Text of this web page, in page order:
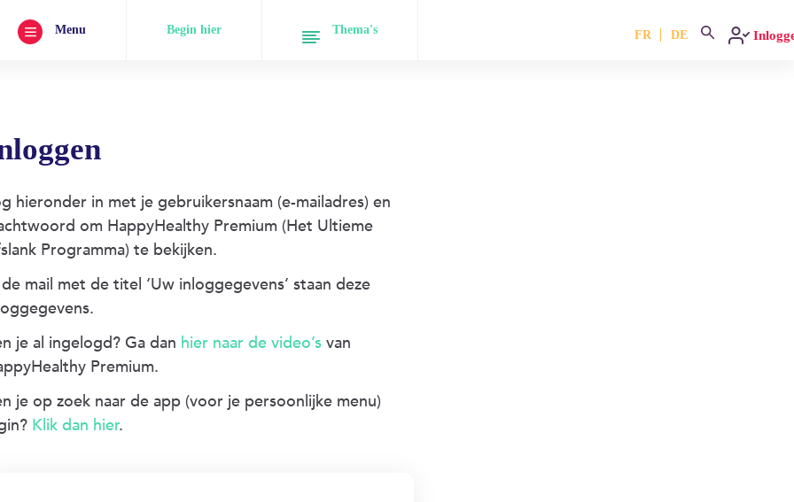
Menu Begin hier Thema's FR DE
hieronder in met je gebruikersnaam (e-mailadres) en
om HappyHealthy Premium (Het Ultieme
Programma) te bekijken.
mail met de titel ‘Uw inloggegevens’ staan deze
je al ingelogd? Ga dan hier naar de video’svan
Premium.
je op zoek naar de app (voor je persoonlijke menu)
Klik dan hier.